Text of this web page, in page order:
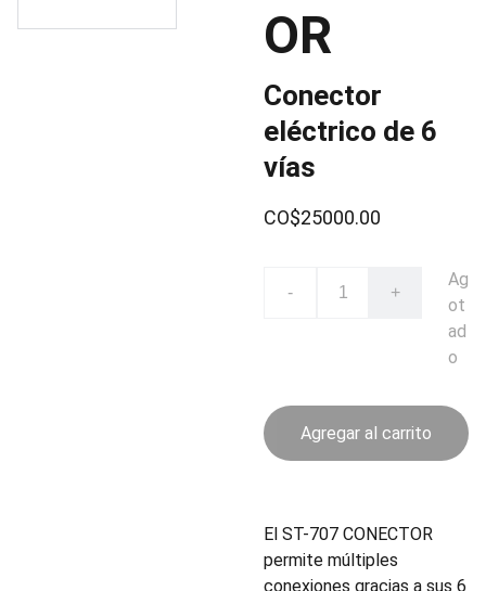
OR
Conector
eléctrico de 6
vías
CO$25000.00
- +
Ag
ot
ad
o
Agregar al carrito
El ST-707 CONECTOR
permite múltiples
conexiones gracias a sus 6